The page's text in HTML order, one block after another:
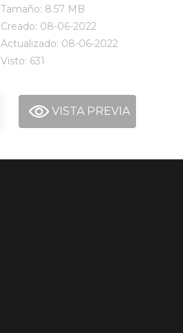
Tamaño: 8.57 MB
Creado: 08-06-2022
Actualizado: 08-06-2022
Visto: 631
VISTA PREVIA